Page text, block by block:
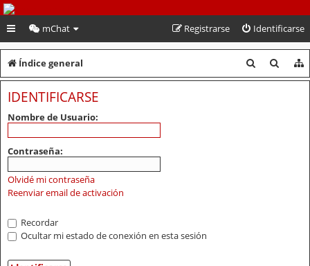
PeruVoley.com
mChat Identificarse
Registrarse
Índice general
u
u
IDENTIFICARSE
Nombre de Usuario:
Contraseña:
Olvidé mi contraseña
Reenviar email de activación
Recordar
Ocultar mi estado de conexión en esta sesión